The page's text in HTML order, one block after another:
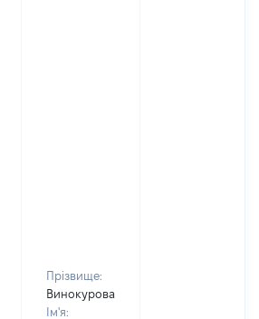
Прізвище:
Винокурова
Ім'я: